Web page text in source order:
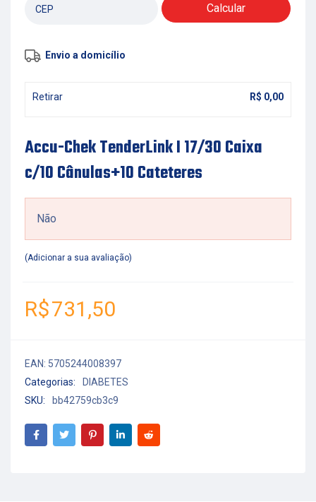
Calcular
Envio a domicílio
Retirar R$ 0,00
Accu-Chek TenderLink I 17/30 Caixa
c/10 Cânulas+10 Cateteres
Não
Adicionar a sua avaliação
R$731,50
EAN: 5705244008397
Categorias:
DIABETES
SKU:
bb42759cb3c9